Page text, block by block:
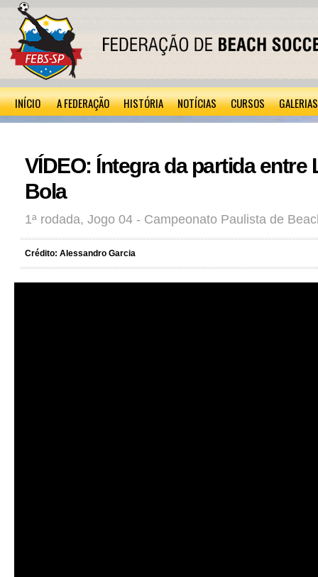
INÍCIO A FEDERAÇÃO HISTÓRIA NOTÍCIAS CURSOS GALERIAS
VÍDEO: Íntegra da partida
Bola
1ª rodada, Jogo 04 - Campeonato Paulista de
Crédito: Alessandro Garcia